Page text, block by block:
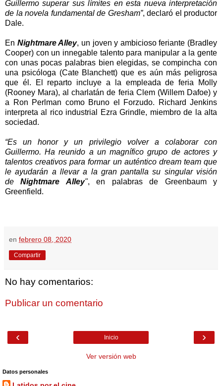
Guillermo superar sus límites en esta nueva interpretación
de la novela fundamental de Gresham”, declaró el productor
Dale.
En Nightmare Alley, un joven y ambicioso feriante (Bradley
Cooper) con un innegable talento para manipular a la gente
con unas pocas palabras bien elegidas, se compincha con
una psicóloga (Cate Blanchett) que es aún más peligrosa
que él. El reparto incluye a la empleada de feria Molly
(Rooney Mara), al charlatán de feria Clem (Willem Dafoe) y
a Ron Perlman como Bruno el Forzudo. Richard Jenkins
interpreta al rico industrial Ezra Grindle, miembro de la alta
sociedad.
“Es un honor y un privilegio volver a colaborar con
Guillermo. Ha reunido a un magnífico grupo de actores y
talentos creativos para formar un auténtico dream team que
le ayudarán a llevar a la gran pantalla su singular visión
deNightmare Alley", en palabras de Greenbaum y
Greenfield.
en febrero 08, 2020
Compartir
No hay comentarios:
Publicar un comentario
‹ ›
Inicio
Ver versión web
Datos personales